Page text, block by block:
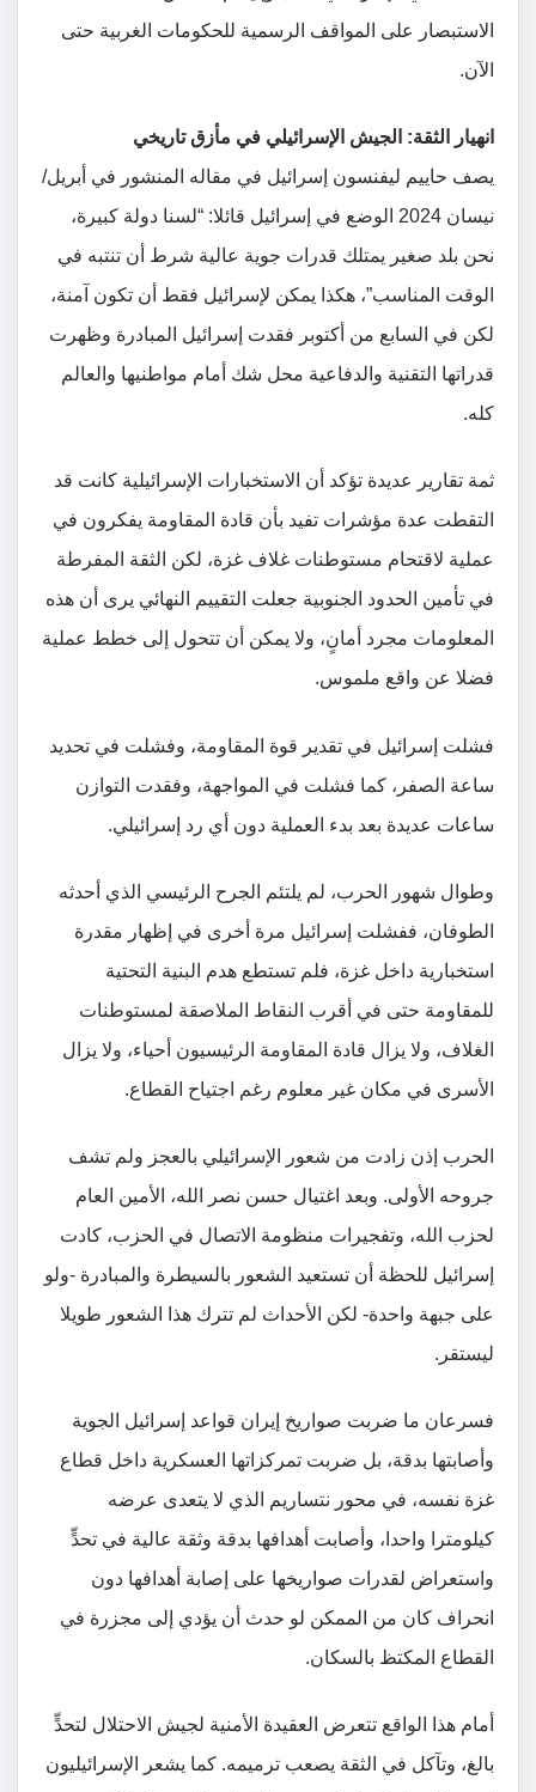
الاستبصار على المواقف الرسمية للحكومات الغربية حتى
الآن.
انهيار الثقة: الجيش الإسرائيلي في مأزق تاريخي
يصف حاييم ليفنسون إسرائيل في مقاله المنشور في أبريل/
نيسان 2024 الوضع في إسرائيل قائلا: “لسنا دولة كبيرة،
نحن بلد صغير يمتلك قدرات جوية عالية شرط أن تنتبه في
الوقت المناسب”، هكذا يمكن لإسرائيل فقط أن تكون آمنة،
لكن في السابع من أكتوبر فقدت إسرائيل المبادرة وظهرت
قدراتها التقنية والدفاعية محل شك أمام مواطنيها والعالم
كله.
ثمة تقارير عديدة تؤكد أن الاستخبارات الإسرائيلية كانت قد
التقطت عدة مؤشرات تفيد بأن قادة المقاومة يفكرون في
عملية لاقتحام مستوطنات غلاف غزة، لكن الثقة المفرطة
في تأمين الحدود الجنوبية جعلت التقييم النهائي يرى أن هذه
المعلومات مجرد أمانٍ، ولا يمكن أن تتحول إلى خطط عملية
فضلا عن واقع ملموس.
فشلت إسرائيل في تقدير قوة المقاومة، وفشلت في تحديد
ساعة الصفر، كما فشلت في المواجهة، وفقدت التوازن
ساعات عديدة بعد بدء العملية دون أي رد إسرائيلي.
وطوال شهور الحرب، لم يلتئم الجرح الرئيسي الذي أحدثه
الطوفان، ففشلت إسرائيل مرة أخرى في إظهار مقدرة
استخبارية داخل غزة، فلم تستطع هدم البنية التحتية
للمقاومة حتى في أقرب النقاط الملاصقة لمستوطنات
الغلاف، ولا يزال قادة المقاومة الرئيسيون أحياء، ولا يزال
الأسرى في مكان غير معلوم رغم اجتياح القطاع.
الحرب إذن زادت من شعور الإسرائيلي بالعجز ولم تشف
جروحه الأولى. وبعد اغتيال حسن نصر الله، الأمين العام
لحزب الله، وتفجيرات منظومة الاتصال في الحزب، كادت
إسرائيل للحظة أن تستعيد الشعور بالسيطرة والمبادرة -ولو
على جبهة واحدة- لكن الأحداث لم تترك هذا الشعور طويلا
ليستقر.
فسرعان ما ضربت صواريخ إيران قواعد إسرائيل الجوية
وأصابتها بدقة، بل ضربت تمركزاتها العسكرية داخل قطاع
غزة نفسه، في محور نتساريم الذي لا يتعدى عرضه
كيلومترا واحدا، وأصابت أهدافها بدقة وثقة عالية في تحدٍّ
واستعراض لقدرات صواريخها على إصابة أهدافها دون
انحراف كان من الممكن لو حدث أن يؤدي إلى مجزرة في
القطاع المكتظ بالسكان.
أمام هذا الواقع تتعرض العقيدة الأمنية لجيش الاحتلال لتحدٍّ
بالغ، وتآكل في الثقة يصعب ترميمه. كما يشعر الإسرائيليون